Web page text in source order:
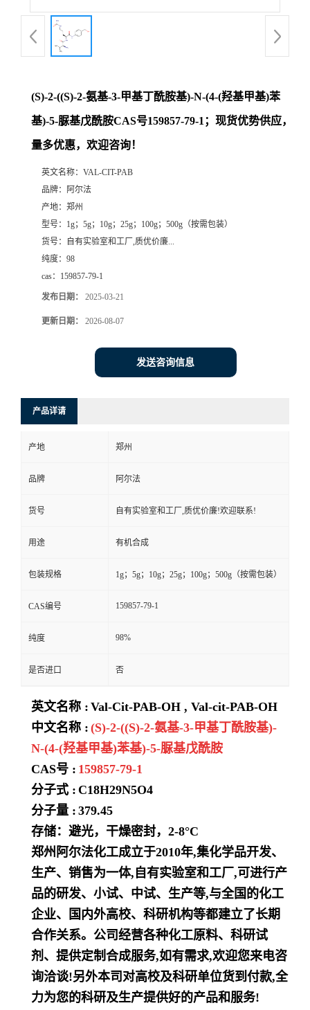
厅(S)-2-((S)-2-氨基-3-甲基丁酰胺基)-N-(4-(羟基甲基)苯
基)-5-脲基戊酰胺CAS号159857-79-1；现货优势供应，
量多优惠，欢迎咨询！
英文名称： VAL-CIT-PAB
品牌：
阿尔法
产地： 郑州
型号： 1g；5g；10g；25g；100g；500g（按需包装）
货号：
自有实验室和工厂,质优价廉...
纯度： 98
cas： 159857-79-1
发布日期： 2025-03-21
更新日期： 2026-08-07
发送咨询信息
产品详请
产地 郑州
品牌 阿尔法
货号 自有实验室和工厂,质优价廉!欢迎联系!
用途 有机合成
包装规格 1g；5g；10g；25g；100g；500g（按需包装）
CAS编号 159857-79-1
纯度 98%
是否进口 否
英文名称 : Val-Cit-PAB-OH , Val-cit-PAB-OH
中文名称 : (S)-2-((S)-2-氨基-3-甲基丁酰胺基)-
N-(4-(羟基甲基)苯基)-5-脲基戊酰胺
CAS号 : 159857-79-1
分子式 : C18H29N5O4
分子量 : 379.45
存储：避光，干燥密封，2-8°C
郑州阿尔法化工成立于2010年,集化学品开发、
生产、销售为一体,自有实验室和工厂,可进行产
品的研发、小试、中试、生产等,与全国的化工
企业、国内外高校、科研机构等都建立了长期
合作关系。公司经营各种化工原料、科研试
剂、提供定制合成服务,如有需求,欢迎您来电咨
询洽谈!另外本司对高校及科研单位货到付款,全
力为您的科研及生产提供好的产品和服务!